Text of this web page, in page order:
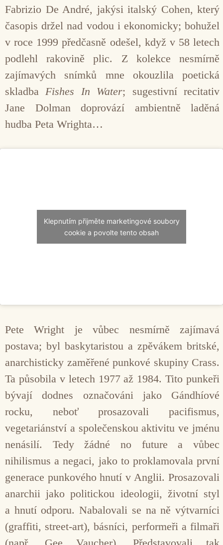
Fabrizio De André, jakýsi italský Cohen, který
časopis držel nad vodou i ekonomicky; bohužel
v roce 1999 předčasně odešel, když v 58 letech
podlehl rakovině plic. Z kolekce nesmírně
zajímavých snímků mne okouzlila poetická
skladba Fishes In Water; sugestivní recitativ
Jane Dolman doprovází ambientně laděná
hudba Peta Wrighta…
Klepnutím přijměte marketingové soubory
cookie a povolte tento obsah
Pete Wright je vůbec nesmírně zajímavá
postava; byl baskytaristou a zpěvákem britské,
anarchisticky zaměřené punkové skupiny Crass.
Ta působila v letech 1977 až 1984. Tito punkeři
bývají dodnes označováni jako Gándhíové
rocku, neboť prosazovali pacifismus,
vegetariánství a společenskou aktivitu ve jménu
nenásilí. Tedy žádné no future a vůbec
nihilismus a negaci, jako to proklamovala první
generace punkového hnutí v Anglii. Prosazovali
anarchii jako politickou ideologii, životní styl
a hnutí odporu. Nabalovali se na ně výtvarníci
(graffiti, street-art), básníci, performeři a filmaři